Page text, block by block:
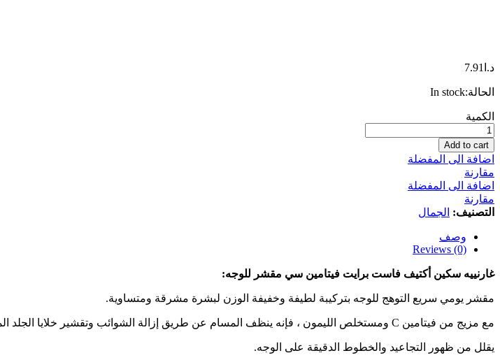
د.ا 7.91
الحالة:In stock
غارنييه
سكين
أكتيف
فاست
برايت
فيتامين
سي
مقشر
كمية
الكمية
Add to cart
اضافة الى المفضلة
مقارنة
اضافة الى المفضلة
مقارنة
التصنيف: الجمال
وصف
Reviews (0)
غارنييه سكين أكتيف فاست برايت فيتامين سي مقشر للوجه:
مقشر يومي سريع التوهج للوجه بتركيبة لطيفة وخفيفة الوزن لبشرة مشرقة ومتساوية.
مع مزيج من فيتامين C ومستخلص الليمون ، فإنه ينظف المسام عن طريق إزالة الشوائب وتقشير خلايا الجلد الميتة.
يقلل من ظهور التجاعيد والخطوط الدقيقة على الوجه.